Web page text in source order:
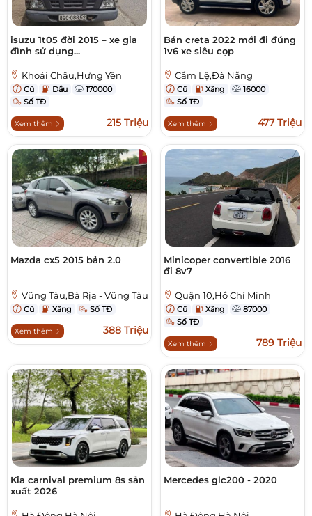
isuzu 1t05 đời 2015 – xe gia
đình sử dụng...
Khoái Châu,Hưng Yên
Cũ Dầu
170000
Số TĐ
Xem thêm 215 Triệu
Bán creta 2022 mới đi đúng
1v6 xe siêu cọp
Cẩm Lệ,Đà Nẵng
Cũ Xăng
16000
Số TĐ
Xem thêm 477 Triệu
Mazda cx5 2015 bản 2.0
Vũng Tàu,Bà Rịa - Vũng Tàu
Cũ Xăng Số TĐ
Xem thêm 388 Triệu
Minicoper convertible 2016
đi 8v7
Quận 10,Hồ Chí Minh
Cũ Xăng
87000
Số TĐ
Xem thêm 789 Triệu
Kia carnival premium 8s sản
xuất 2026
Mercedes glc200 - 2020